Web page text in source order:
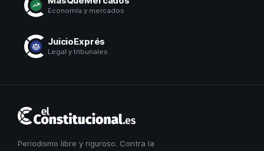
Economía y mercados
JuicioExprés
Legal y tribunales
Constitucional
Periodismo libre y riguroso. Contra la